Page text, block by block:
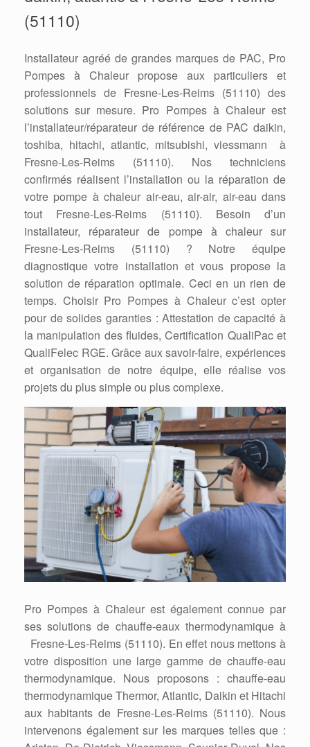
(51110)
Installateur agréé de grandes marques de PAC, Pro
Pompes à Chaleur propose aux particuliers et
professionnels de Fresne-Les-Reims (51110) des
solutions sur mesure. Pro Pompes à Chaleur est
l’installateur/réparateur de référence de PAC daikin,
toshiba, hitachi, atlantic, mitsubishi, viessmann à
Fresne-Les-Reims (51110). Nos techniciens
confirmés réalisent l’installation ou la réparation de
votre pompe à chaleur air-eau, air-air, air-eau dans
tout Fresne-Les-Reims (51110). Besoin d’un
installateur, réparateur de pompe à chaleur sur
Fresne-Les-Reims (51110) ? Notre équipe
diagnostique votre installation et vous propose la
solution de réparation optimale. Ceci en un rien de
temps. Choisir Pro Pompes à Chaleur c’est opter
pour de solides garanties : Attestation de capacité à
la manipulation des fluides, Certification QualiPac et
QualiFelec RGE. Grâce aux savoir-faire, expériences
et organisation de notre équipe, elle réalise vos
projets du plus simple ou plus complexe.
Pro Pompes à Chaleur est également connue par
ses solutions de chauffe-eaux thermodynamique à
Fresne-Les-Reims (51110). En effet nous mettons à
votre disposition une large gamme de chauffe-eau
thermodynamique. Nous proposons : chauffe-eau
thermodynamique Thermor, Atlantic, Daikin et Hitachi
aux habitants de Fresne-Les-Reims (51110). Nous
intervenons également sur les marques telles que :